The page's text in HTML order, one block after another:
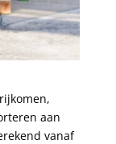
aan
vanaf